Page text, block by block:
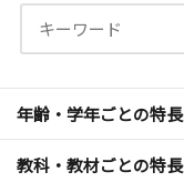
年齢・学年ごとの特長
教科・教材ごとの特長